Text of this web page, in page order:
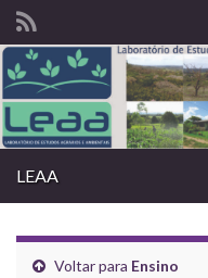
Search for:
LEAA
Voltar para Ensino